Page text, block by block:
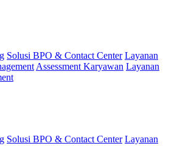
Solusi BPO & Contact Center Layanan
Assessment Karyawan Layanan
Solusi BPO & Contact Center Layanan